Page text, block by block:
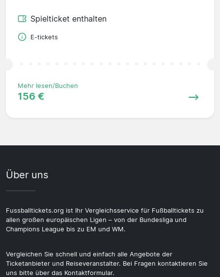
Spielticket enthalten
E-tickets
Mehr lesen/Buchen
156 €
Über uns
Fussballtickets.org ist Ihr Vergleichsservice für Fußballtickets zu
allen großen europäischen Ligen – von der Bundesliga und
Champions League bis zu EM und WM.
Vergleichen Sie schnell und einfach alle Angebote der
Ticketanbieter und Reiseveranstalter. Bei Fragen kontaktieren Sie
uns bitte über das Kontaktformular.